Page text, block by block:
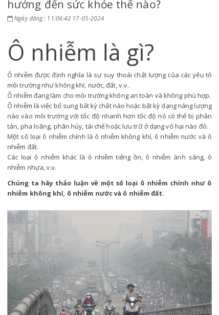
hưởng đến sức khỏe thế nào?
Ngày đăng : 11:06:42 17-05-2024
Ô nhiễm là gì?
Ô nhiễm được định nghĩa là sự suy thoái chất lượng của các yếu tố
môi trường như không khí, nước, đất, v.v..
Ô nhiễm đang làm cho môi trường không an toàn và không phù hợp.
Ô nhiễm là việc bổ sung bất kỳ chất nào hoặc bất kỳ dạng năng lượng
nào vào môi trường với tốc độ nhanh hơn tốc độ nó có thể bị phân
tán, pha loãng, phân hủy, tái chế hoặc lưu trữ ở dạng vô hại nào đó.
Một số loại ô nhiễm chính là ô nhiễm không khí, ô nhiễm nước và ô
nhiễm đất.
Các loại ô nhiễm khác là ô nhiễm tiếng ồn, ô nhiễm ánh sáng, ô
nhiễm nhựa, v.v.
Chúng ta hãy thảo luận về một số loại ô nhiễm chính như ô
nhiễm không khí, ô nhiễm nước và ô nhiễm đất.